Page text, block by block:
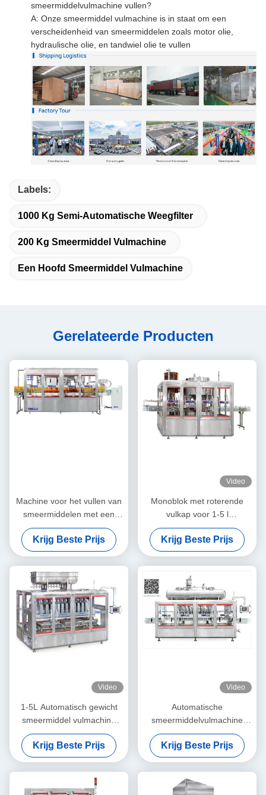
smeermiddelvulmachine vullen?
A: Onze smeermiddel vulmachine is in staat om een
verscheidenheid van smeermiddelen zoals motor olie,
hydraulische olie, en tandwiel olie te vullen
Labels:
1000 Kg Semi-Automatische Weegfilter
200 Kg Smeermiddel Vulmachine
Een Hoofd Smeermiddel Vulmachine
Gerelateerde Producten
Machine voor het vullen van
smeermiddelen met een
hoge capaciteit
Krijg Beste Prijs
Video
Monoblok met roterende
vulkap voor 1-5 l
smeermiddel, smeerolie
Krijg Beste Prijs
Video
1-5L Automatisch gewicht
smeermiddel vulmachine
Lub olie motor olie
koelmiddel remvloeistof
Krijg Beste Prijs
Video
Automatische
smeermiddelvulmachine
PLC-gestuurd 1L-5L lineair
type
Krijg Beste Prijs